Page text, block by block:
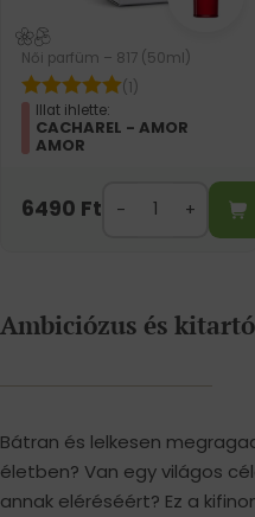
Női parfüm – 817 (50ml)
(1)
Illat ihlette:
CACHAREL - AMOR
AMOR
6490 Ft
Ambiciózus és
Bátran és lelkesen
életben? Van egy világos
annak eléréséért? Ez a